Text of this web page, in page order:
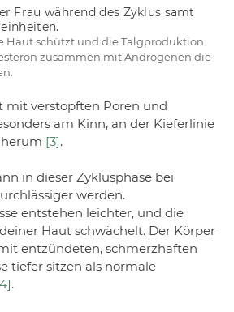
Haut schützt und die Talgproduktion
zusammen mit Androgenen die
mit verstopften Poren und
am Kinn, an der Kieferlinie
[3].
in dieser Zyklusphase bei
werden.
entstehen leichter, und die
Haut schwächelt. Der Körper
entzündeten, schmerzhaften
tiefer sitzen als normale
.